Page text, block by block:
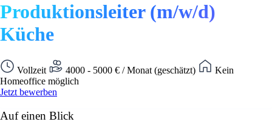
Produktionsleiter (m/w/d)
Küche
Vollzeit 4000 - 5000 € / Monat (geschätzt)
Kein
Homeoffice möglich
Jetzt bewerben
Auf einen Blick